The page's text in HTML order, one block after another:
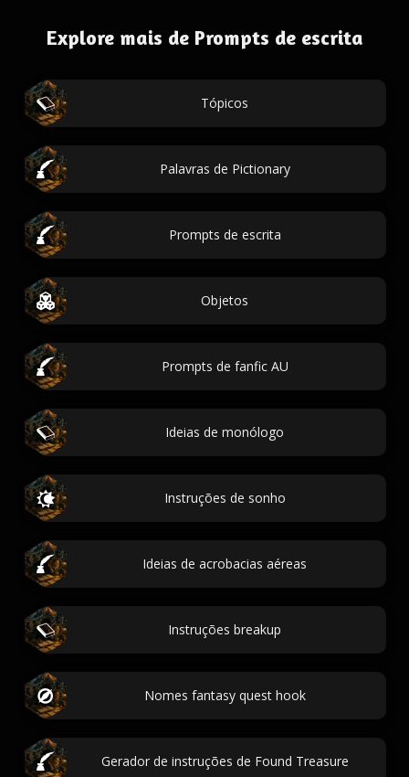
Explore mais de Prompts de escrita
Tópicos
Palavras de Pictionary
Prompts de escrita
Objetos
Prompts de fanfic AU
Ideias de monólogo
Instruções de sonho
Ideias de acrobacias aéreas
Instruções breakup
Nomes fantasy quest hook
Gerador de instruções de Found Treasure